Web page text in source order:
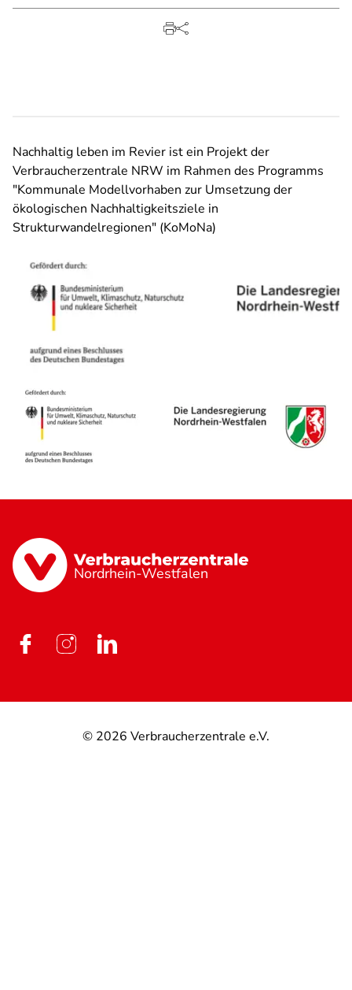
Nachhaltig leben im Revier ist ein Projekt der
Verbraucherzentrale NRW im Rahmen des Programms
"Kommunale Modellvorhaben zur Umsetzung der
ökologischen Nachhaltigkeitsziele in
Strukturwandelregionen" (KoMoNa)
Nordrhein-Westfalen
© 2026 Verbraucherzentrale e.V.